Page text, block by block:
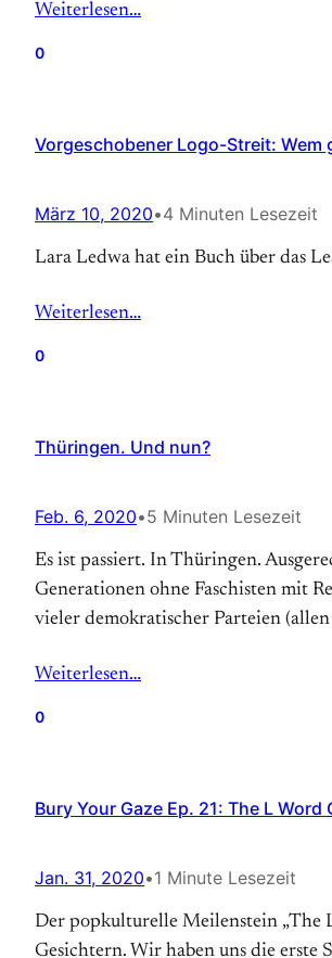
Weiterlesen…
0
Vorgeschobener Logo-Streit:
März 10, 2020•4 Minuten Lesezeit
Lara Ledwa hat ein Buch über das
Weiterlesen…
0
Thüringen. Und nun?
Feb. 6, 2020•5 Minuten Lesezeit
Es ist passiert. In Thüringen.
Generationen ohne Faschisten mit
vieler demokratischer Parteien
Weiterlesen…
0
Bury Your Gaze Ep. 21: The L Word
Jan. 31, 2020•1 Minute Lesezeit
Der popkulturelle Meilenstein „The
Gesichtern. Wir haben uns die erste